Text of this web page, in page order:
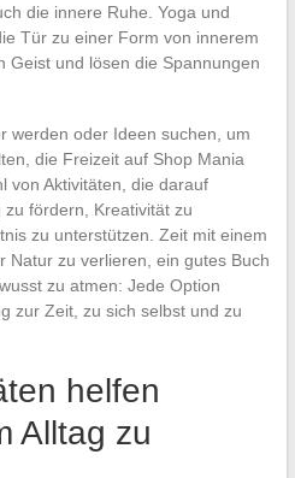
die innere Ruhe. Yoga und
Tür zu einer Form von innerem
Geist und lösen die Spannungen
werden oder Ideen suchen, um
die Freizeit auf Shop Mania
von Aktivitäten, die darauf
fördern, Kreativität zu
zu unterstützen. Zeit mit einem
Natur zu verlieren, ein gutes Buch
zu atmen: Jede Option
zur Zeit, zu sich selbst und zu
helfen
Alltag zu